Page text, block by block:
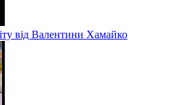
від Валентини Хамайко